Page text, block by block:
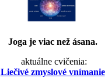
Joga je viac než ásana.
aktuálne cvičenia:
Liečivé zmyslové vnímanie